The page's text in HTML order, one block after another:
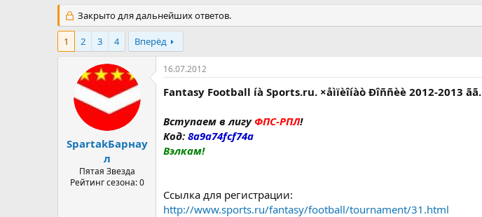
т
о
т
т
а
н
а
Закрыто для дальнейших ответов.
1 2 3 4 Вперёд
SpartakБарнау
л
Пятая Звезда
Рейтинг сезона: 0
16.07.2012
Fantasy Football íà Sports.ru. ×åìïèîíàò Ðîññèè 2012-2013 ãã.
Вступаем в лигу ФПС-РПЛ!
Код: 8a9a74fcf74a
Вэлкам!
Ссылка для регистрации:
http://www.sports.ru/fantasy/football/tournament/31.html